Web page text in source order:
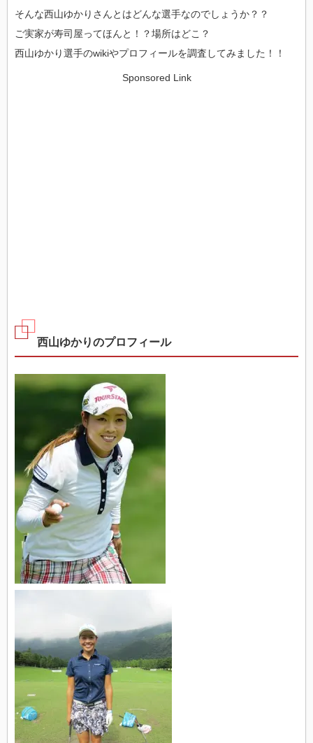
そんな西山ゆかりさんとはどんな選手なのでしょうか？？
ご実家が寿司屋ってほんと！？場所はどこ？
西山ゆかり選手のwikiやプロフィールを調査してみました！！
Sponsored Link
西山ゆかりのプロフィール